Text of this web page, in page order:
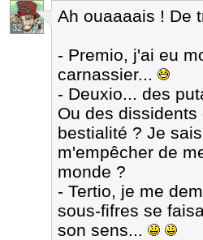
32
Ah ouaaaais ! De
- Premio, j'ai eu
carnassier...
- Deuxio... des
Ou des
bestialité ? Je
m'empêcher de
monde ?
- Tertio, je me
sous-fifres se
son sens...